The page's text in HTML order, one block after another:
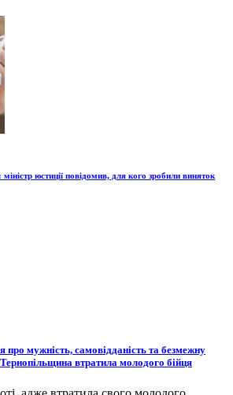
юстиції повідомив, для кого зробили виняток
про мужність, самовідданість та безмежну
втратила молодого бійця